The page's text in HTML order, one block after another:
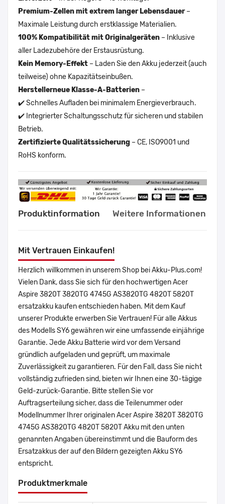
Premium-Zellen mit extrem langer Lebensdauer–
Maximale Leistung durch erstklassige Materialien.
100% Kompatibilität mit Originalgeräten – Inklusive
aller Ladezubehöre der Erstausrüstung.
Kein Memory-Effekt – Laden Sie den Akku jederzeit (auch
teilweise) ohne Kapazitätseinbußen.
Herstellerneue Klasse-A-Batterien –
✔️ Schnelles Aufladen bei minimalem Energieverbrauch.
✔️ Integrierter Schaltungsschutz für sicheren und stabilen
Betrieb.
Zertifizierte Qualitätssicherung – CE, ISO9001 und
RoHS konform.
Produktinformation Weitere Informationen
Mit Vertrauen Einkaufen!
Herzlich willkommen in unserem Shop bei Akku-Plus.com!
Vielen Dank, dass Sie sich für den hochwertigen Acer
Aspire 3820T 3820TG 4745G AS3820TG 4820T 5820T
ersatzakku kaufen entschieden haben. Mit dem Kauf
unserer Produkte erwerben Sie Vertrauen! Für alle Akkus
des Modells SY6 gewähren wir eine umfassende einjährige
Garantie. Jede Akku Batterie wird vor dem Versand
gründlich aufgeladen und geprüft, um maximale
Zuverlässigkeit zu garantieren. Für den Fall, dass Sie nicht
vollständig zufrieden sind, bieten wir Ihnen eine 30-tägige
Geld-zurück-Garantie. Bitte stellen Sie vor
Auftragserteilung sicher, dass die Teilenummer oder
Modellnummer Ihrer originalen Acer Aspire 3820T 3820TG
4745G AS3820TG 4820T 5820T Akku mit den unten
genannten Angaben übereinstimmt und die Bauform des
Ersatzakkus der auf den Bildern gezeigten Akku SY6
entspricht.
Produktmerkmale